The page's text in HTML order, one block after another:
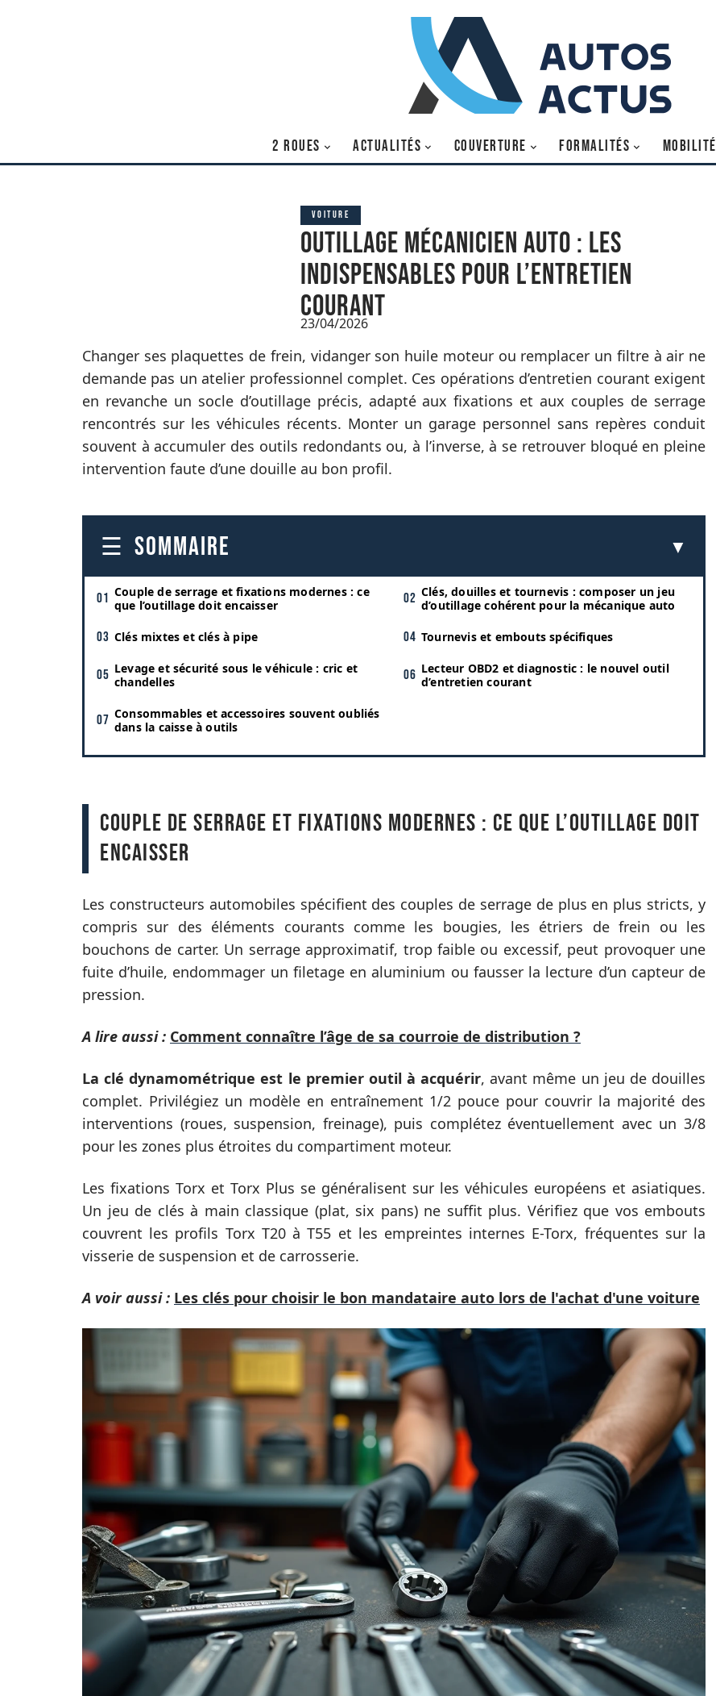
2 ROUES ACTUALITÉS COUVERTURE FORMALITÉS MOBILITÉ
VOITURE
Outillage Mécanicien auto : les
indispensables pour l’entretien
courant
23/04/2026
Changer ses plaquettes de frein, vidanger son huile moteur ou remplacer un filtre à air ne
demande pas un atelier professionnel complet. Ces opérations d’entretien courant exigent
en revanche un socle d’outillage précis, adapté aux fixations et aux couples de serrage
rencontrés sur les véhicules récents. Monter un garage personnel sans repères conduit
souvent à accumuler des outils redondants ou, à l’inverse, à se retrouver bloqué en pleine
intervention faute d’une douille au bon profil.
SOMMAIRE
Couple de serrage et fixations modernes : ce
que l’outillage doit encaisser
Clés, douilles et tournevis : composer un jeu
d’outillage cohérent pour la mécanique auto
Clés mixtes et clés à pipe Tournevis et embouts spécifiques
Levage et sécurité sous le véhicule : cric et
chandelles
Lecteur OBD2 et diagnostic : le nouvel outil
d’entretien courant
Consommables et accessoires souvent oubliés
dans la caisse à outils
Couple de serrage et fixations modernes : ce que l’outillage doit
encaisser
Les constructeurs automobiles spécifient des couples de serrage de plus en plus stricts, y
compris sur des éléments courants comme les bougies, les étriers de frein ou les
bouchons de carter. Un serrage approximatif, trop faible ou excessif, peut provoquer une
fuite d’huile, endommager un filetage en aluminium ou fausser la lecture d’un capteur de
pression.
A lire aussi : Comment connaître l’âge de sa courroie de distribution ?
La clé dynamométrique est le premier outil à acquérir, avant même un jeu de douilles
complet. Privilégiez un modèle en entraînement 1/2 pouce pour couvrir la majorité des
interventions (roues, suspension, freinage), puis complétez éventuellement avec un 3/8
pour les zones plus étroites du compartiment moteur.
Les fixations Torx et Torx Plus se généralisent sur les véhicules européens et asiatiques.
Un jeu de clés à main classique (plat, six pans) ne suffit plus. Vérifiez que vos embouts
couvrent les profils Torx T20 à T55 et les empreintes internes E-Torx, fréquentes sur la
visserie de suspension et de carrosserie.
A voir aussi : Les clés pour choisir le bon mandataire auto lors de l'achat d'une voiture